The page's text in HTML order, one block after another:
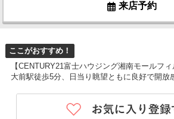
来店予約
ここがおすすめ！
【CENTURY21富士ハウジング湘南モールフ
大前駅徒歩5分、日当り眺望ともに良好で開放